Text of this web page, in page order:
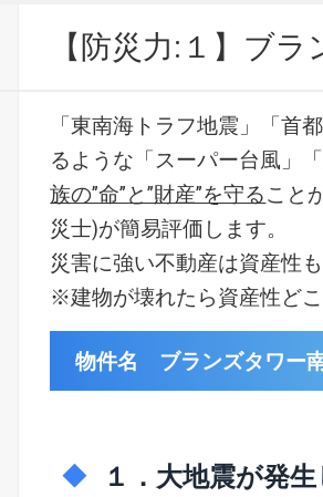
【防災力:１】ブ
「東南海トラフ地震」「首
るような「スーパー台風」
族の”命”と”財産”を守ること
災士)が簡易評価します。
災害に強い不動産は資産性も
※建物が壊れたら資産性どこ
物件名 ブランズタワー
１．大地震が発